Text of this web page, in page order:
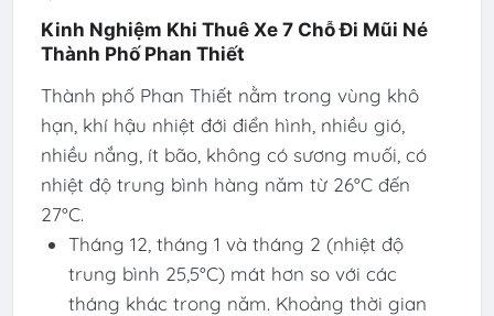
Kinh Nghiệm Khi Thuê Xe 7 Chỗ Đi Mũi Né
Thành Phố Phan Thiết
Thành phố Phan Thiết nằm trong vùng khô
hạn, khí hậu nhiệt đới điển hình, nhiều gió,
nhiều nắng, ít bão, không có sương muối, có
nhiệt độ trung bình hàng năm từ 26°C đến
27°C.
Tháng 12, tháng 1 và tháng 2 (nhiệt độ
trung bình 25,5°C) mát hơn so với các
tháng khác trong năm. Khoảng thời gian